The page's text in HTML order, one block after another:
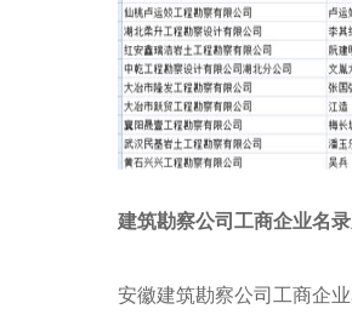
建筑勘察公司工商企业名录
安徽建筑勘察公司工商企